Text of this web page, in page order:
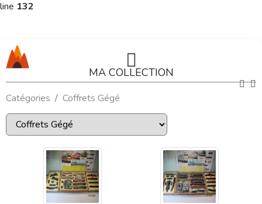
line 132
MA COLLECTION
Catégories Coffrets Gégé